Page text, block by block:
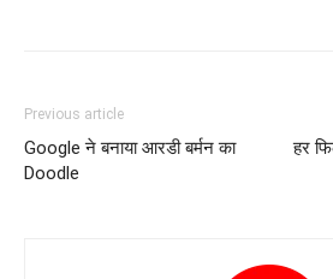
Previous article
Google ने बनाया आरडी बर्मन का
Doodle
हर